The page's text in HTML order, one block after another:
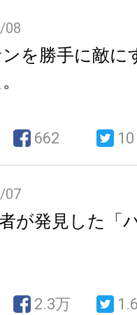
08
を勝手に敵に
662 10
07
が発見した「
2.3万